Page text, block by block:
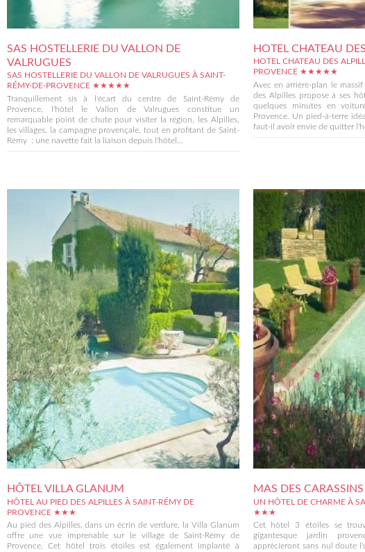
SAS HOSTELLERIE DU VALLON DE
VALRUGUES
SAS HOSTELLERIE DU VALLON DE VALRUGUES À SAINT-
RÉMY-DE-PROVENCE ★★★★★
Tranquillement sis à l'écart du centre de Saint-Rémy de
Provence, l'hôtel le Vallon de Valrugues constitue un
remarquable point de chute pour visiter la région, les Alpilles,
les villages, la campagne provençale, tout en profitant de Saint-
Rémy : une navette fait la liaison depuis l'hôtel...
HOTEL CHATEAU
HOTEL CHATEAU DES
PROVENCE ★★★★★
Avec en arrière-plan le
des Alpilles propose à ses
quelques minutes en
Provence. Un pied-à-terre
faut-il avoir envie de quitter
HÔTEL VILLA GLANUM
HÔTEL AU PIED DES ALPILLES À SAINT-RÉMY DE
PROVENCE ★★★
Au pied des Alpilles, dans un écrin de verdure, la Villa Glanum
offre une vue imprenable sur le village de Saint-Rémy de
Provence. Cet hôtel trois étoiles est également implanté à
MAS DES CARASSINS
UN HÔTEL DE CHARME À
★★★
Cet hôtel 3 étoiles se
gigantesque jardin
apprécieront sans nul doute